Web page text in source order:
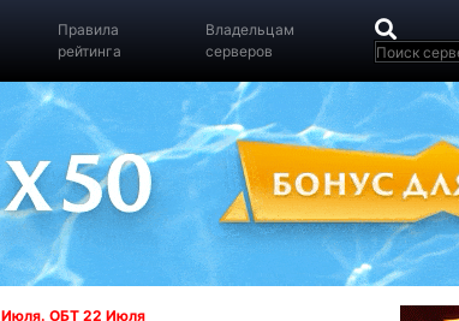
Правила
рейтинга
Владельцам
серверов
Июля. ОБТ 22 Июля